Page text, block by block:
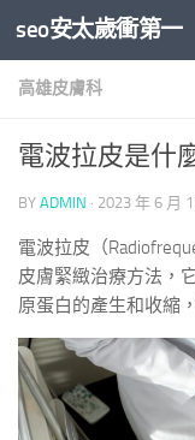
Skip to content
seo安太歲衝第一
高雄皮膚科
電波拉皮是什
BY ADMIN · 2023 年 6 月
電波拉皮（
皮膚緊緻治療方法，
原蛋白的產生和收縮